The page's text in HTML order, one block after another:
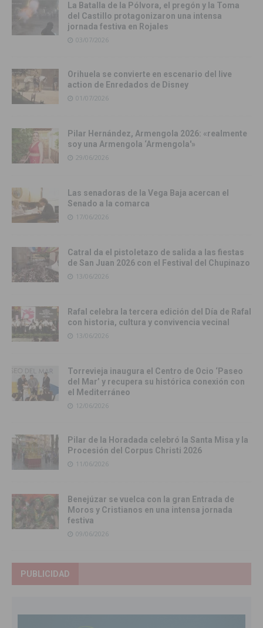
La Batalla de la Pólvora, el pregón y la Toma
del Castillo protagonizaron una intensa
jornada festiva en Rojales
03/07/2026
Orihuela se convierte en escenario del live
action de Enredados de Disney
01/07/2026
Pilar Hernández, Armengola 2026: «realmente
soy una Armengola ‘Armengola'»
29/06/2026
Las senadoras de la Vega Baja acercan el
Senado a la comarca
17/06/2026
Catral da el pistoletazo de salida a las fiestas
de San Juan 2026 con el Festival del Chupinazo
13/06/2026
Rafal celebra la tercera edición del Día de Rafal
con historia, cultura y convivencia vecinal
13/06/2026
Torrevieja inaugura el Centro de Ocio ‘Paseo
del Mar’ y recupera su histórica conexión con
el Mediterráneo
12/06/2026
Pilar de la Horadada celebró la Santa Misa y la
Procesión del Corpus Christi 2026
11/06/2026
Benejúzar se vuelca con la gran Entrada de
Moros y Cristianos en una intensa jornada
festiva
09/06/2026
PUBLICIDAD